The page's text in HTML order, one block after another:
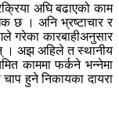
अघि बढाएको काम
छ । अनि भ्रष्टाचार र
गरेका कारबाहीअनुसार
। अझ अहिले त स्थानीय
काममा फर्कने भन्नेमा
हुने निकायका दायरा